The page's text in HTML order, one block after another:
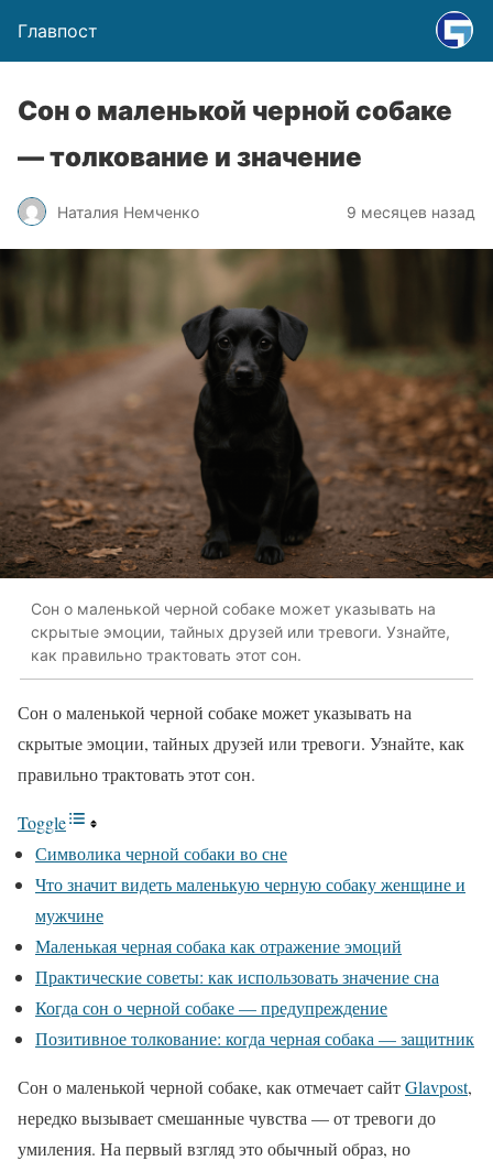
Главпост
Сон о маленькой черной собаке
— толкование и значение
Наталия Немченко 9 месяцев назад
Сон о маленькой черной собаке может указывать на
скрытые эмоции, тайных друзей или тревоги. Узнайте,
как правильно трактовать этот сон.
Сон о маленькой черной собаке может указывать на
скрытые эмоции, тайных друзей или тревоги. Узнайте, как
правильно трактовать этот сон.
Toggle
Символика черной собаки во сне
Что значит видеть маленькую черную собаку женщине и
мужчине
Маленькая черная собака как отражение эмоций
Практические советы: как использовать значение сна
Когда сон о черной собаке — предупреждение
Позитивное толкование: когда черная собака — защитник
Сон о маленькой черной собаке, как отмечает сайтGlavpost,
нередко вызывает смешанные чувства — от тревоги до
умиления. На первый взгляд это обычный образ, но